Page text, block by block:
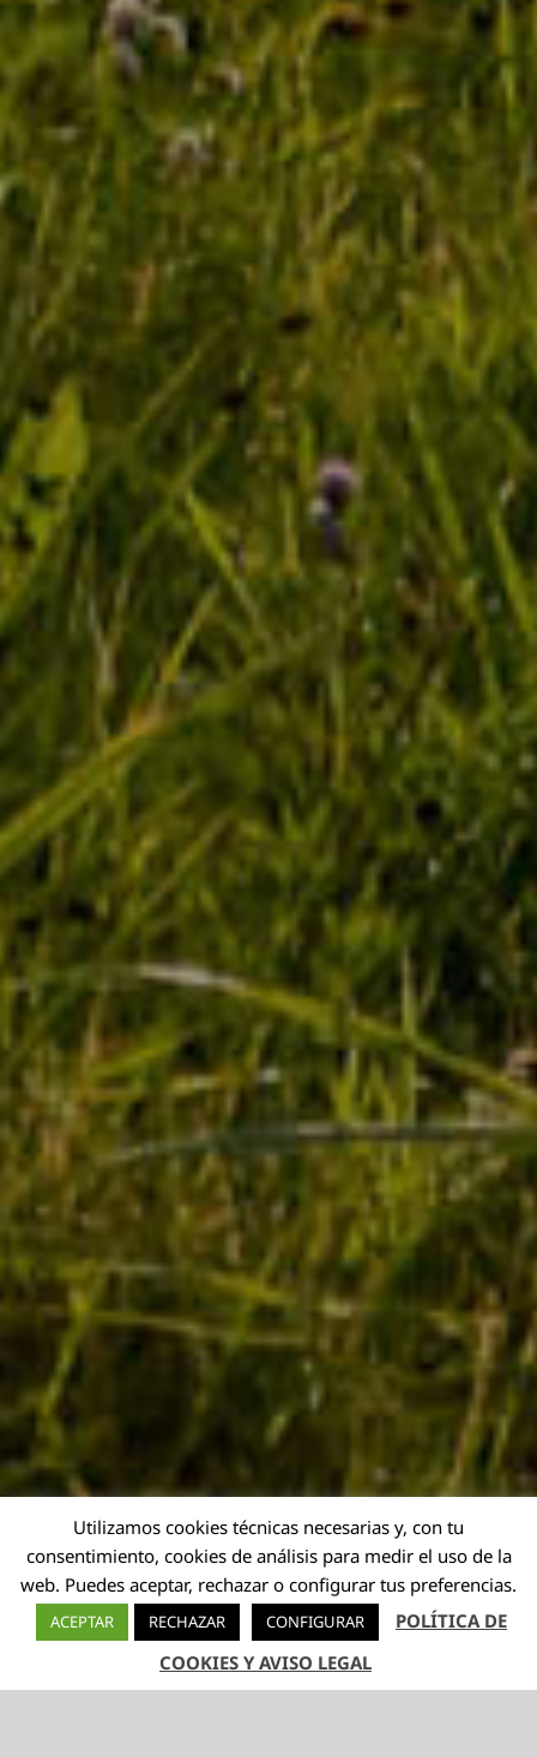
Utilizamos cookies técnicas necesarias y, con tu
consentimiento, cookies de análisis para medir el uso de la
web. Puedes aceptar, rechazar o configurar tus preferencias.
ACEPTAR RECHAZAR CONFIGURAR
POLÍTICA DE
COOKIES Y AVISO LEGAL